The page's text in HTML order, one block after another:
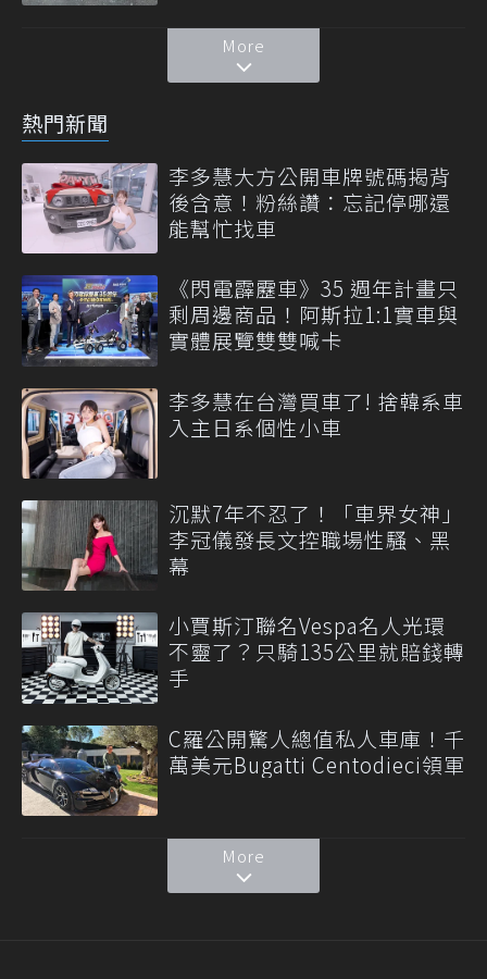
More
熱門新聞
李多慧大方公開車牌號碼揭背
後含意！粉絲讚：忘記停哪還
能幫忙找車
《閃電霹靂車》35 週年計畫只
剩周邊商品！阿斯拉1:1實車與
實體展覽雙雙喊卡
李多慧在台灣買車了! 捨韓系車
入主日系個性小車
沉默7年不忍了！「車界女神」
李冠儀發長文控職場性騷、黑
幕
小賈斯汀聯名Vespa名人光環
不靈了？只騎135公里就賠錢轉
手
C羅公開驚人總值私人車庫！千
萬美元Bugatti Centodieci領軍
More